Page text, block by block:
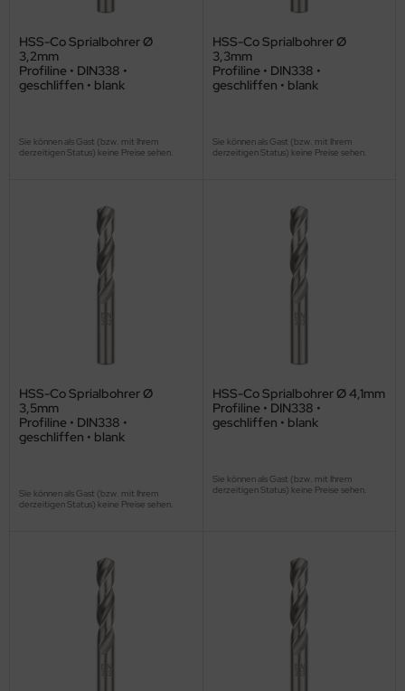
HSS-Co Sprialbohrer Ø
3,2mm
Profiline • DIN338 •
geschliffen • blank
Sie können als Gast (bzw. mit Ihrem
derzeitigen Status) keine Preise sehen.
HSS-Co Sprialbohrer Ø
3,3mm
Profiline • DIN338 •
geschliffen • blank
Sie können als Gast (bzw. mit Ihrem
derzeitigen Status) keine Preise sehen.
HSS-Co Sprialbohrer Ø
3,5mm
Profiline • DIN338 •
geschliffen • blank
Sie können als Gast (bzw. mit Ihrem
derzeitigen Status) keine Preise sehen.
HSS-Co Sprialbohrer Ø 4,1mm
Profiline • DIN338 •
geschliffen • blank
Sie können als Gast (bzw. mit Ihrem
derzeitigen Status) keine Preise sehen.